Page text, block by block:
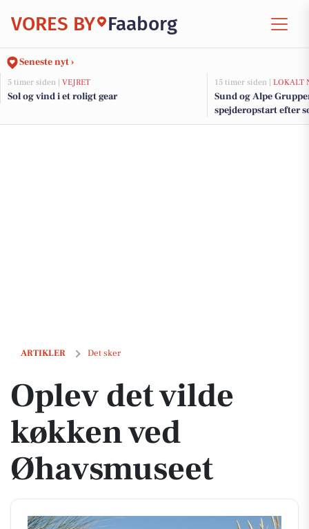
VORES BY Faaborg
Seneste nyt ›
5 timer siden | VEJRET
Sol og vind i et roligt gear
15 timer siden | LOKALT
Sund og Alpe
spejderopstart efter
ARTIKLER Det sker
Oplev det vilde køkken ved Øhavsmuseet
Oplev det vilde
køkken ved
Øhavsmuseet